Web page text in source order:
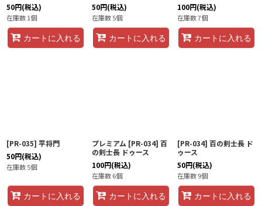
50円(税込)
在庫数 1個
カートに入れる
50円(税込)
在庫数 5個
カートに入れる
100円(税込)
在庫数 7個
カートに入れる
[PR-035] 平将門
50円(税込)
在庫数 5個
カートに入れる
プレミアム [PR-034] 百
の剣士長 ドゥース
100円(税込)
在庫数 6個
カートに入れる
[PR-034] 百の剣士長 ド
ゥース
50円(税込)
在庫数 9個
カートに入れる